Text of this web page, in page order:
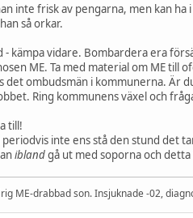
inte frisk av pengarna, men kan
så orkar.
- kämpa vidare. Bombardera era
ME. Ta med material om ME till
det ombudsmän i kommunerna. Är
Ring kommunens växel och
till!
periodvis inte ens stå den stund
iblandgå ut med soporna och
ME-drabbad son. Insjuknade -02,